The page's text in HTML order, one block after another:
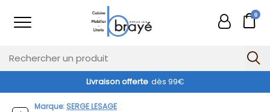
0
Livraison offerte dès 99€
Marque: SERGE LESAGE